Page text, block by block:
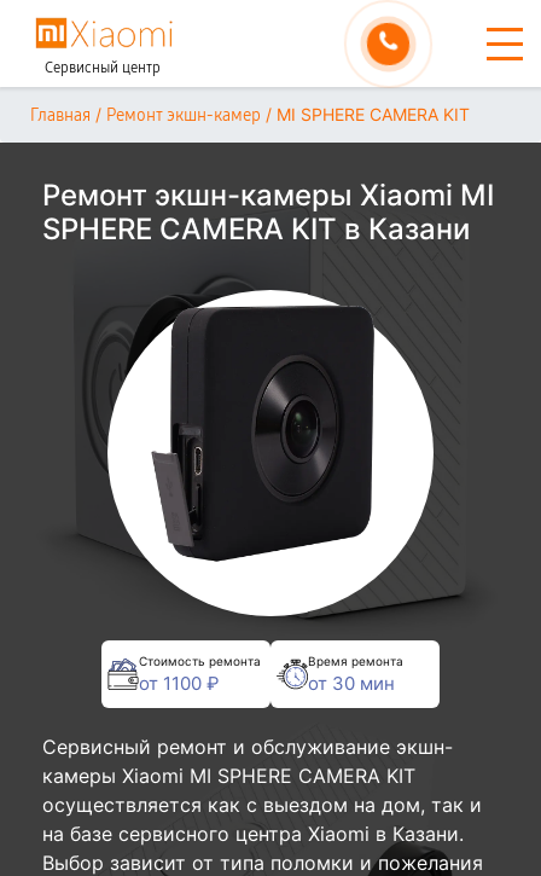
Сервисный центр
Главная / Ремонт экшн-камер / MI SPHERE CAMERA KIT
Ремонт экшн-камеры Xiaomi MI
SPHERE CAMERA KIT в Казани
Стоимость ремонта
от 1100 ₽
Время ремонта
от 30 мин
Сервисный ремонт и обслуживание экшн-
камеры Xiaomi MI SPHERE CAMERA KIT
осуществляется как с выездом на дом, так и
на базе сервисного центра Xiaomi в Казани.
Выбор зависит от типа поломки и пожелания